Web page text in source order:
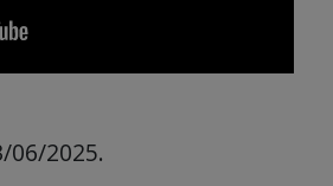
06/2025.